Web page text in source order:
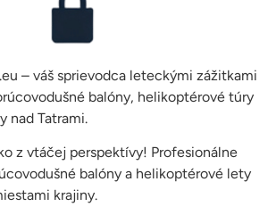
– váš sprievodca leteckými zážitkami
balóny, helikoptérové túry
nad Tatrami.
z vtáčej perspektívy! Profesionálne
balóny a helikoptérové lety
krajiny.